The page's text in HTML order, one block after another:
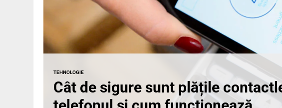
TEHNOLOGIE
Cât de sigure sunt plățile